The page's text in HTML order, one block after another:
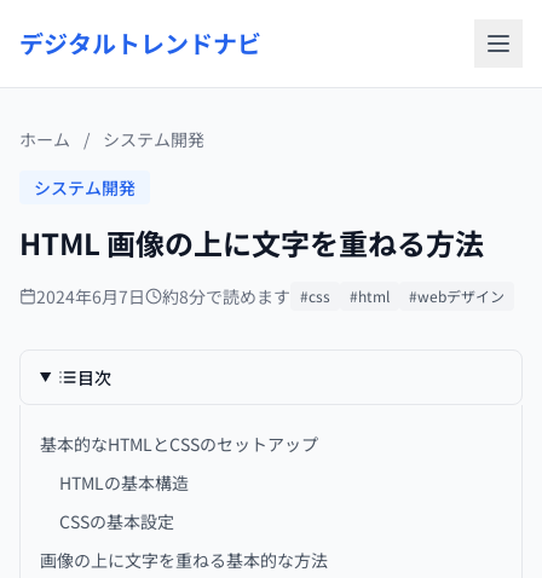
デジタルトレンドナビ
ホーム / システム開発
システム開発
HTML 画像の上に文字を重ねる方法
2024年6月7日 約8分で読めます #css #html #webデザイン
目次
基本的なHTMLとCSSのセットアップ
HTMLの基本構造
CSSの基本設定
画像の上に文字を重ねる基本的な方法